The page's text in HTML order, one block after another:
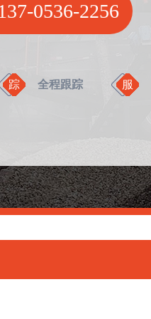
0536-2256
踪 全程跟踪 服